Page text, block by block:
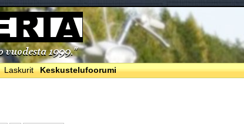
Laskurit Keskustelufoorumi